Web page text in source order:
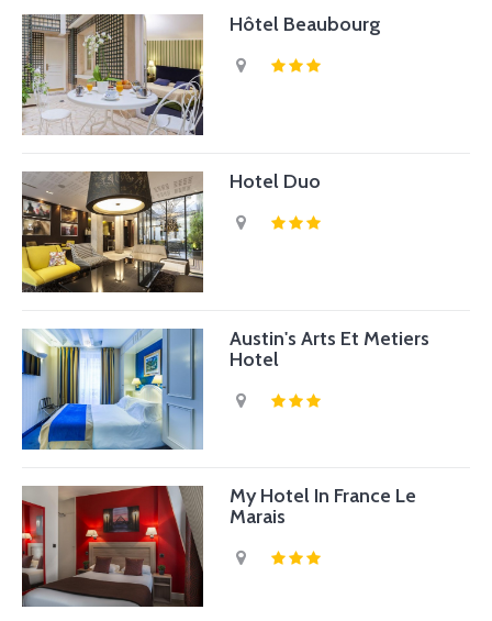
Hôtel Beaubourg
Hotel Duo
Austin's Arts Et Metiers
Hotel
My Hotel In France Le
Marais